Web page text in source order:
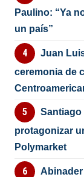
Paulino: “Ya
un país”
Juan
ceremonia de
Santiago
protagonizar
Polymarket